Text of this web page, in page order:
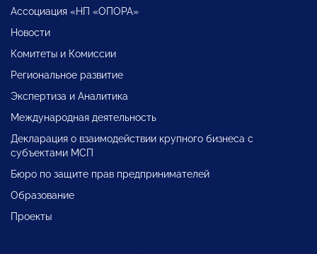
Ассоциация «НП «ОПОРА»
Новости
Комитеты и Комиссии
Региональное развитие
Экспертиза и Аналитика
Международная деятельность
Декларация о взаимодействии крупного бизнеса с
субъектами МСП
Бюро по защите прав предпринимателей
Образование
Проекты